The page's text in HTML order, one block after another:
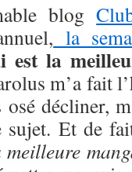
blog
la
est la
m’a fait
décliner,
sujet. Et de